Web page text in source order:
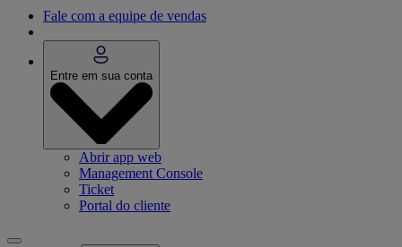
Fale com a equipe de vendas
Entre em sua conta
Abrir app web
Management Console
Ticket
Portal do cliente